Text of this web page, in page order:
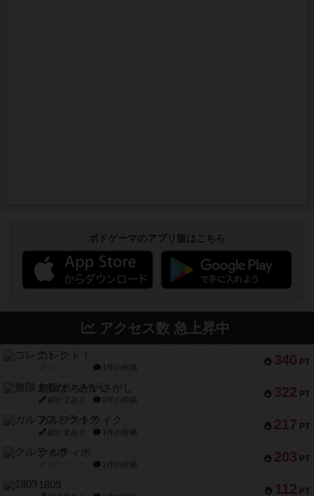
ボドゲーマのアプリ版はこちら
アクセス数 急上昇中
340 PT
コレクト！
1件の投稿
322 PT
無限まちがいさがし
紹介文あり 2件の投稿
217 PT
ガルフストライク
紹介文あり 1件の投稿
203 PT
クルティボ
1件の投稿
112 PT
1809